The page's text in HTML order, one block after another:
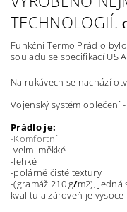
TECHNOLOGIÍ.
Funkční Termo Prádlo
souladu se specifikací US
Na rukávech se nachází
Vojenský systém oblečení
Prádlo je:
-Komfortní
-velmi měkké
-lehké
-polárně čisté textury
-(gramáž 210 g/m2),
kvalitu a zároveň je vysoce